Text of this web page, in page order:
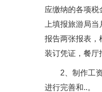
应缴纳的各项税
上填报旅游局
报告两张报表，
装订凭证，餐厅
2、制作工资
进行完善和..。